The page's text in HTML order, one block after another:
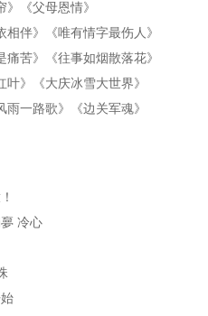
》《父母恩情》
相伴》《唯有情字最伤人》
痛苦》《往事如烟散落花》
叶》《大庆冰雪大世界》
雨一路歌》《边关军魂》
》《片片雪花赋予谁》
《爱在苗乡》
冷心